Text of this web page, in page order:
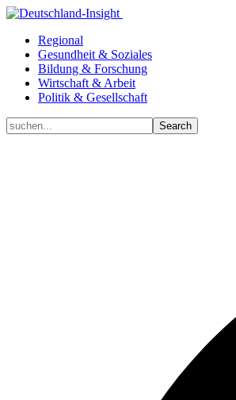
Regional
Gesundheit & Soziales
Bildung & Forschung
Wirtschaft & Arbeit
Politik & Gesellschaft